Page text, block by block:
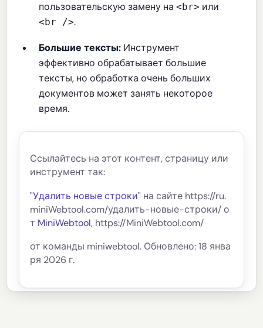
пользовательскую замену на<br> или
<br />.
Большие тексты: Инструмент
эффективно обрабатывает большие
тексты, но обработка очень больших
документов может занять некоторое
время.
Ссылайтесь на этот контент, страницу или
инструмент так:
"Удалить новые строки" на сайте https://ru.
miniWebtool.com/удалить-новые-строки/ о
т MiniWebtool, https://MiniWebtool.com/
от команды miniwebtool. Обновлено: 18 янва
ря 2026 г.